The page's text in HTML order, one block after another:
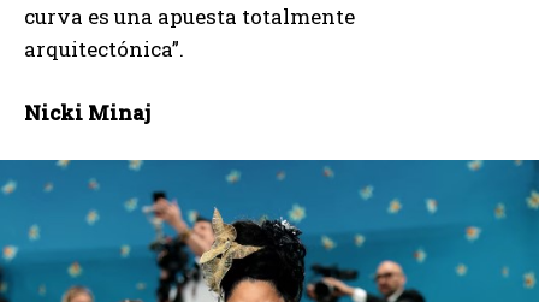
curva es una apuesta totalmente
arquitectónica”.
Nicki Minaj